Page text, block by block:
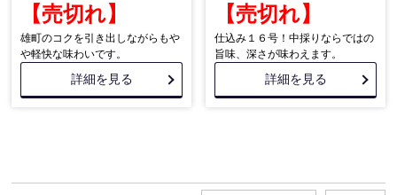
【売切れ】
雄町のコクを引き出しながらもや
や軽快な味わいです。
詳細を見る
【売切れ】
仕込み１６号！中採りならではの
旨味、深さが味わえます。
詳細を見る